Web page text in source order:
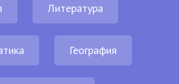
Литература
География